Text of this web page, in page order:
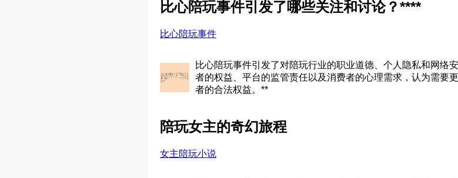
比心陪玩事件引发了哪些关注和讨论？****
比心陪玩事件
比心陪玩事件引发了对陪玩行业的职业道德、个人隐私和网络
者的权益、平台的监管责任以及消费者的心理需求，认为需要
者的合法权益。**
陪玩女主的奇幻旅程
女主陪玩小说